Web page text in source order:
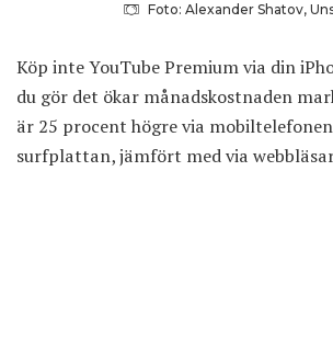
Foto: Alexander Shatov,
Köp inte YouTube Premium via din
du gör det ökar månadskostnaden
är 25 procent högre via
surfplattan, jämfört med via